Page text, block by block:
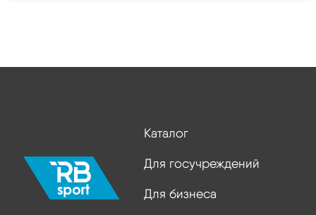
Каталог
Для госучреждений
Для бизнеса